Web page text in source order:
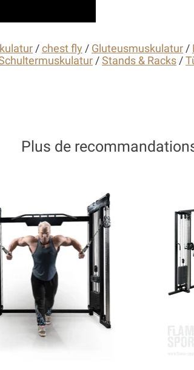
/ chest fly / Gluteusmuskulatur /
/ Stands & Racks /
Plus de